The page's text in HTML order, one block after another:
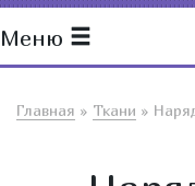
Меню
Главная » Ткани »